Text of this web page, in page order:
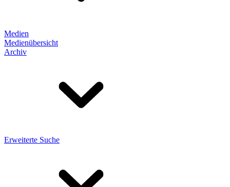
Medien
Medienübersicht
Archiv
Erweiterte Suche